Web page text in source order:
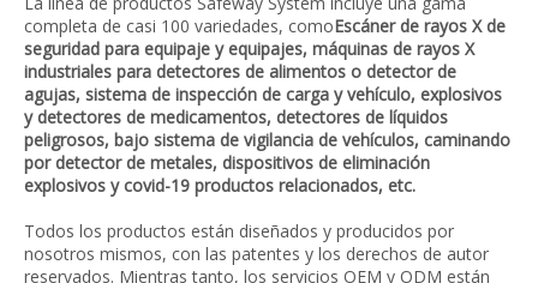
completa de casi 100 variedades, comoEscáner de rayos X de
seguridad para equipaje y equipajes, máquinas de rayos X
industriales para detectores de alimentos o detector de
agujas, sistema de inspección de carga y vehículo, explosivos
y detectores de medicamentos, detectores de líquidos
peligrosos, bajo sistema de vigilancia de vehículos, caminando
por detector de metales, dispositivos de eliminación
explosivos y covid-19 productos relacionados, etc.
Todos los productos están diseñados y producidos por
nosotros mismos, con las patentes y los derechos de autor
reservados. Mientras tanto, los servicios OEM y ODM están